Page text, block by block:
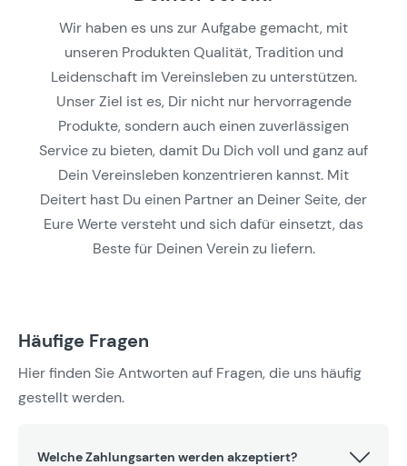
Wir haben es uns zur Aufgabe gemacht, mit
unseren Produkten Qualität, Tradition und
Leidenschaft im Vereinsleben zu unterstützen.
Unser Ziel ist es, Dir nicht nur hervorragende
Produkte, sondern auch einen zuverlässigen
Service zu bieten, damit Du Dich voll und ganz auf
Dein Vereinsleben konzentrieren kannst. Mit
Deitert hast Du einen Partner an Deiner Seite, der
Eure Werte versteht und sich dafür einsetzt, das
Beste für Deinen Verein zu liefern.
Häufige Fragen
Hier finden Sie Antworten auf Fragen, die uns häufig
gestellt werden.
Welche Zahlungsarten werden akzeptiert?